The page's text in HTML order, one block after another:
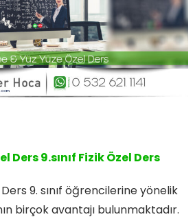
Ders 9.sınıf Fizik Özel Ders
9. sınıf öğrencilerine yönelik
birçok avantajı bulunmaktadır.